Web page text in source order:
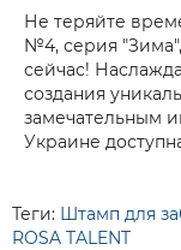
Не теряйте
№4, серия "Зима",
сейчас!
создания
замечательным
Украине
Теги: Штамп для
ROSA TALENT